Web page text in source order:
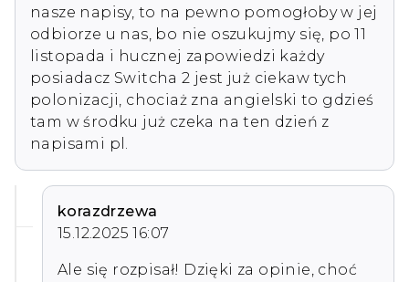
nasze napisy, to na pewno pomogłoby w jej
odbiorze u nas, bo nie oszukujmy się, po 11
listopada i hucznej zapowiedzi każdy
posiadacz Switcha 2 jest już ciekaw tych
polonizacji, chociaż zna angielski to gdzieś
tam w środku już czeka na ten dzień z
napisami pl.
korazdrzewa
15.12.2025 16:07
Ale się rozpisał! Dzięki za opinie, choć